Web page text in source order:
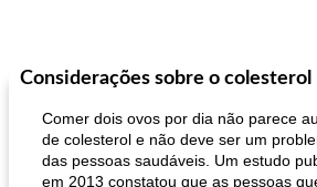
Considerações sobre o colesterol
Comer dois ovos por dia não parece
de colesterol e não deve ser um
das pessoas saudáveis. Um estudo
em 2013 constatou que as pessoas